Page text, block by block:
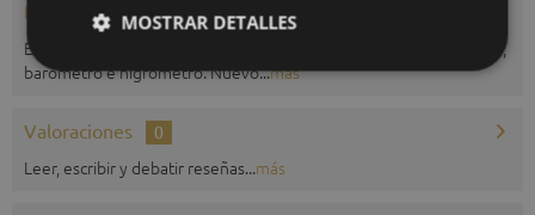
Descripción
Estación informativa de condiciones ambientales con termómetro,
barómetro e higrómetro. Nuevo...más
Valoraciones 0
Leer, escribir y debatir reseñas...más
MOSTRAR DETALLES